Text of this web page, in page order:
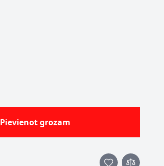
Pievienot grozam